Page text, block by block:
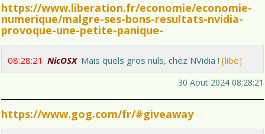
https://www.liberation.fr/economie/economie-
numerique/malgre-ses-bons-resultats-nvidia-
provoque-une-petite-panique-
08:28:21 NicOSX Mais quels gros nuls, chez NVidia ! [libe]
30 Aout 2024 08:28:21
https://www.gog.com/fr/#giveaway